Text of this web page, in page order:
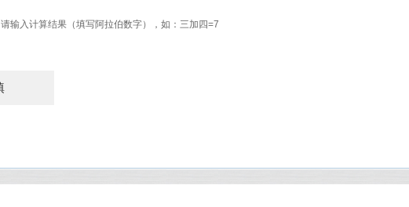
请输入计算结果（填写阿拉伯数字），如：三加四=7